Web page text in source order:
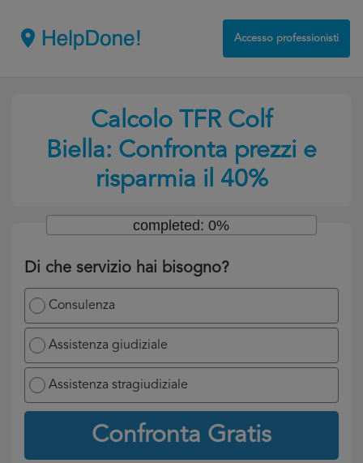
Accesso professionisti
Calcolo TFR Colf
Biella: Confronta prezzi e
risparmia il 40%
Di che servizio hai bisogno?
Consulenza
Assistenza giudiziale
Assistenza stragiudiziale
Confronta Gratis
completed: 0%